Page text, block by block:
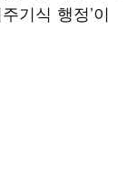
기식 행정’이